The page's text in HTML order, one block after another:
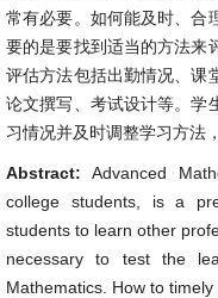
常有必要。如何能及时、合
要的是要找到适当的方法来
评估方法包括出勤情况、课
论文撰写、考试设计等。学
习情况并及时调整学习方法
Abstract:Advanced
college students, is a
students to learn other
necessary to test the
Mathematics. How to